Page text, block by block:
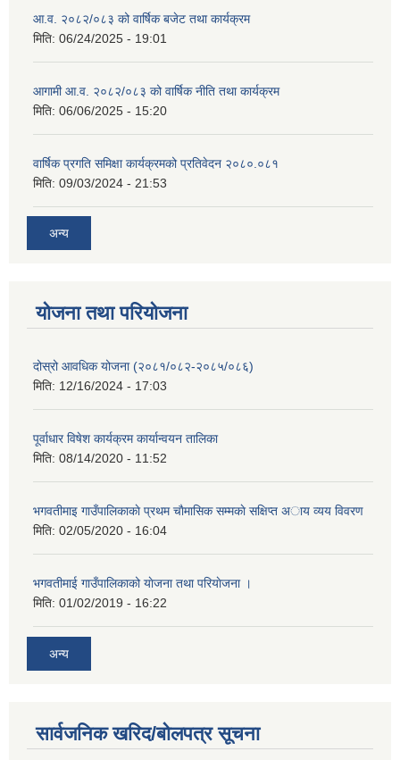
आ.व. २०८२/०८३ को वार्षिक बजेट तथा कार्यक्रम
मिति: 06/24/2025 - 19:01
आगामी आ.व. २०८२/०८३ को वार्षिक नीति तथा कार्यक्रम
मिति: 06/06/2025 - 15:20
वार्षिक प्रगति समिक्षा कार्यक्रमको प्रतिवेदन २०८०.०८१
मिति: 09/03/2024 - 21:53
अन्य
योजना तथा परियोजना
दोस्रो आवधिक योजना (२०८१/०८२-२०८५/०८६)
मिति: 12/16/2024 - 17:03
पूर्वाधार विषेश कार्यक्रम कार्यान्वयन तालिका
मिति: 08/14/2020 - 11:52
भगवतीमाइ गाउँपालिकाकाे प्रथम चाैमासिक सम्मकाे सक्षिप्त अाय व्यय विवरण
मिति: 02/05/2020 - 16:04
भगवतीमाई गाउँपालिकाको याेजना तथा परियाेजना ।
मिति: 01/02/2019 - 16:22
अन्य
सार्वजनिक खरिद/बोलपत्र सूचना